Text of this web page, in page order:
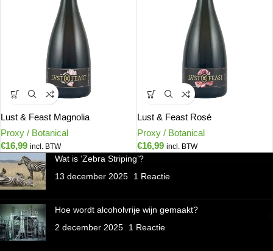
Lust & Feast Magnolia
Proxy / Botanical
€16,99 incl. BTW
Lust & Feast Rosé
Proxy / Botanical
€16,99 incl. BTW
Wat is ‘Zebra Striping’?
13 december 2025
1 Reactie
Hoe wordt alcoholvrije wijn gemaakt?
2 december 2025
1 Reactie